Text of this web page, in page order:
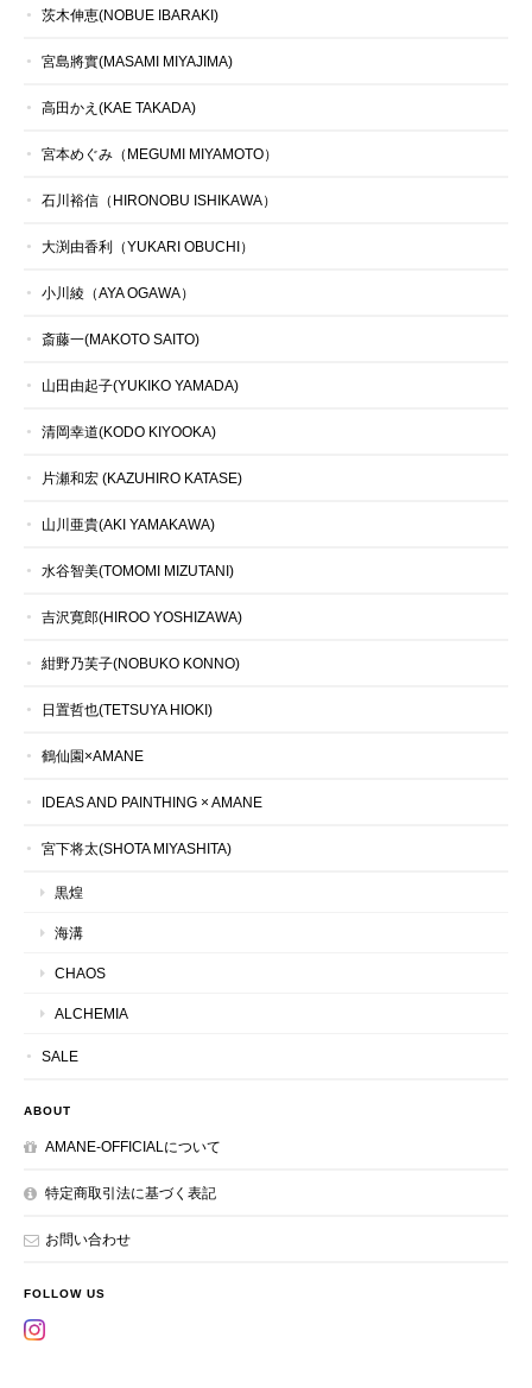
茨木伸恵(NOBUE IBARAKI)
宮島將實(MASAMI MIYAJIMA)
高田かえ(KAE TAKADA)
宮本めぐみ（MEGUMI MIYAMOTO）
石川裕信（HIRONOBU ISHIKAWA）
大渕由香利（YUKARI OBUCHI）
小川綾（AYA OGAWA）
斎藤一(MAKOTO SAITO)
山田由起子(YUKIKO YAMADA)
清岡幸道(KODO KIYOOKA)
片瀬和宏 (KAZUHIRO KATASE)
山川亜貴(AKI YAMAKAWA)
水谷智美(TOMOMI MIZUTANI)
吉沢寛郎(HIROO YOSHIZAWA)
紺野乃芙子(NOBUKO KONNO)
日置哲也(TETSUYA HIOKI)
鶴仙園×AMANE
IDEAS AND PAINTHING × AMANE
宮下将太(SHOTA MIYASHITA)
黒煌
海溝
CHAOS
ALCHEMIA
SALE
ABOUT
AMANE-OFFICIALについて
特定商取引法に基づく表記
お問い合わせ
FOLLOW US